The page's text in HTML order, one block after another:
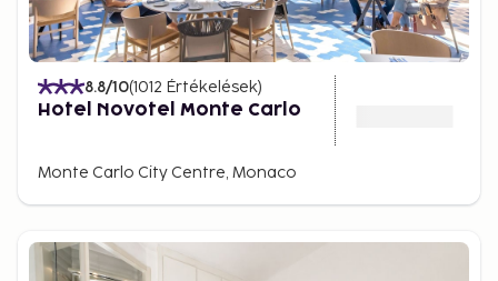
8.8/10(1012 Értékelések)
Hotel Novotel Monte Carlo
Monte Carlo City Centre, Monaco